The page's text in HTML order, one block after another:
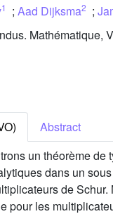
1 ; Aad Dijksma2 ;
Mathématique,
Abstract
un théorème
dans un
de
pour les